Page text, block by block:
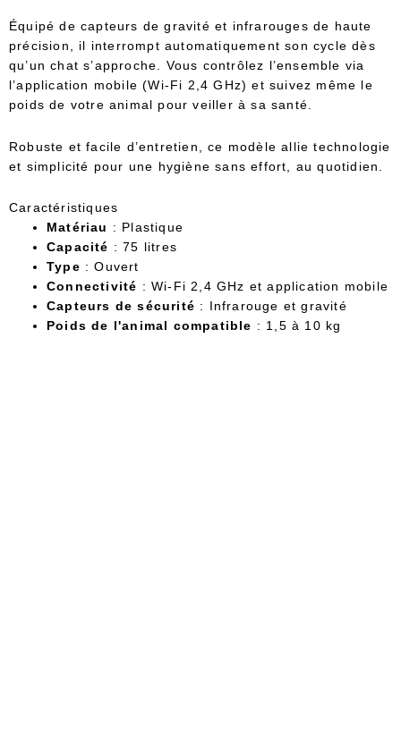
Équipé de capteurs de gravité et infrarouges de haute
précision, il interrompt automatiquement son cycle dès
qu’un chat s’approche. Vous contrôlez l’ensemble via
l’application mobile (Wi-Fi 2,4 GHz) et suivez même le
poids de votre animal pour veiller à sa santé.
Robuste et facile d’entretien, ce modèle allie technologie
et simplicité pour une hygiène sans effort, au quotidien.
Caractéristiques
Matériau : Plastique
Capacité : 75 litres
Type : Ouvert
Connectivité : Wi-Fi 2,4 GHz et application mobile
Capteurs de sécurité : Infrarouge et gravité
Poids de l'animal compatible : 1,5 à 10 kg